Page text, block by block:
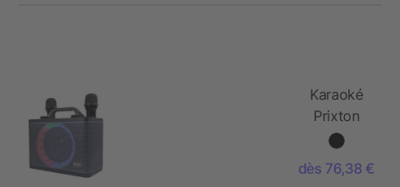
Karaoké
Prixton
PartyGO
dès 76,38 €